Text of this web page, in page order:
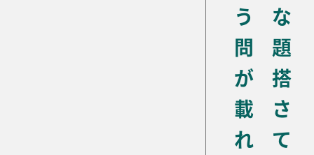
うな
問題
が搭
載さ
れて